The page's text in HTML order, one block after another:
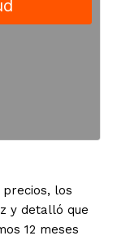
precios, los
y detalló que
12 meses